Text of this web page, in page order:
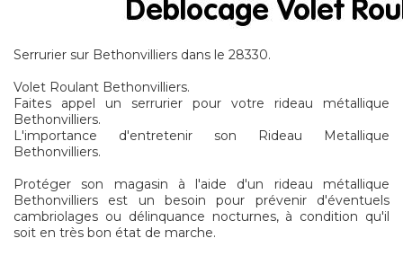
Serrurier sur Bethonvilliers dans le 28330.
Volet Roulant Bethonvilliers.
Faites appel un serrurier pour votre rideau métallique
Bethonvilliers.
L'importance d'entretenir son Rideau Metallique
Bethonvilliers.
Protéger son magasin à l'aide d'un rideau métallique
Bethonvilliers est un besoin pour prévenir d'éventuels
cambriolages ou délinquance nocturnes, à condition qu'il
soit en très bon état de marche.